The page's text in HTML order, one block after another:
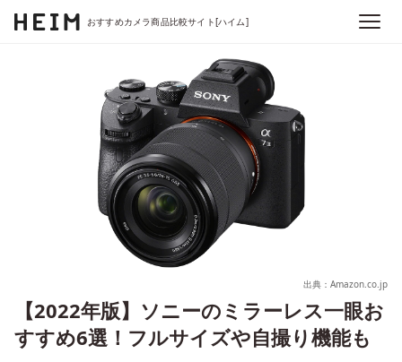
おすすめカメラ商品比較サイト[ハイム]
出典：Amazon.co.jp
【2022年版】ソニーのミラーレス一眼お
すすめ6選！フルサイズや自撮り機能も